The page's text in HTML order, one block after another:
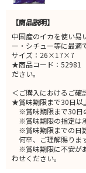
【商品説明】
中国産のイカを使い易
ー・シチュー等に最適
サイズ：26×17×7
★商品コード：52981
ださい。
＜ご購入におけるご確
★賞味期限まで30日以
※賞味期限まで30日
※賞味期限の指定は
※賞味期限までの日
何卒、ご理解賜りま
※賞味期限に不安が
わせください。